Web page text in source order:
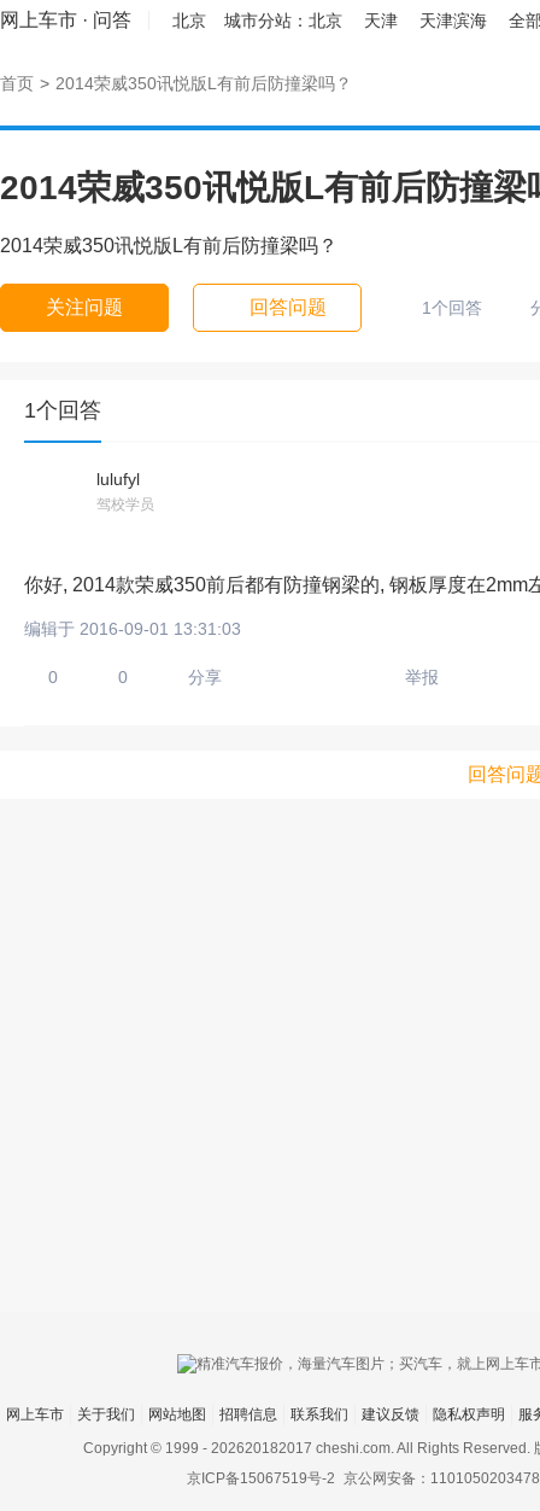
网上车市 · 问答 北京 城市分站： 北京 天津 天津滨海 全
首页 > 2014荣威350讯悦版L有前后防撞梁吗？
2014荣威350讯悦版L有前后防撞梁
2014荣威350讯悦版L有前后防撞梁吗？
关注问题 回答问题 1个回答
1个回答
lulufyl
驾校学员
你好, 2014款荣威350前后都有防撞钢梁的, 钢板厚度在2mm
编辑于 2016-09-01 13:31:03
0 0 分享 举报
回答问
上传图片最多
网上车市 关于我们 网站地图 招聘信息 联系我们 建议反馈 隐私权声明
服
Copyright © 1999 - 202620182017 cheshi.com. All Rights Reserved.
京ICP备15067519号-2 京公网安备：